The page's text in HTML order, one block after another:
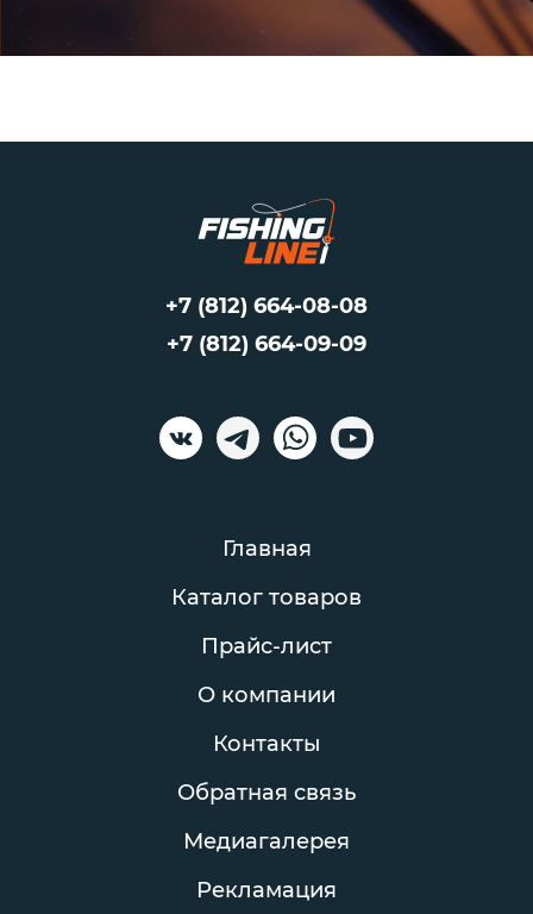
Главная
Каталог товаров
Прайс-лист
О компании
Контакты
Обратная связь
Медиагалерея
Рекламация
+7 (812) 664-08-08
+7 (812) 664-09-09